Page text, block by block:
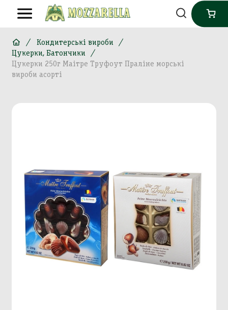
Кондитерські вироби
Цукерки, Батончики
Цукерки 250г Маітре Труфоут Праліне морські
вироби асорті